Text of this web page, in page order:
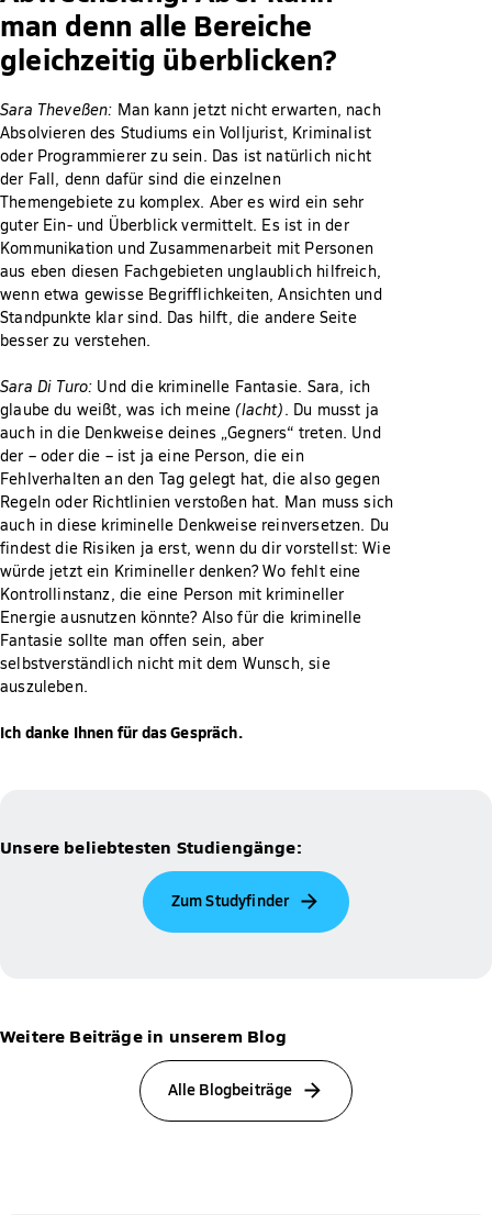
man denn alle Bereiche
gleichzeitig überblicken?
Sara Theveßen: Man kann jetzt nicht erwarten, nach
Absolvieren des Studiums ein Volljurist, Kriminalist
oder Programmierer zu sein. Das ist natürlich nicht
der Fall, denn dafür sind die einzelnen
Themengebiete zu komplex. Aber es wird ein sehr
guter Ein- und Überblick vermittelt. Es ist in der
Kommunikation und Zusammenarbeit mit Personen
aus eben diesen Fachgebieten unglaublich hilfreich,
wenn etwa gewisse Begrifflichkeiten, Ansichten und
Standpunkte klar sind. Das hilft, die andere Seite
besser zu verstehen.
Sara Di Turo: Und die kriminelle Fantasie. Sara, ich
glaube du weißt, was ich meine (lacht). Du musst ja
auch in die Denkweise deines „Gegners“ treten. Und
der – oder die – ist ja eine Person, die ein
Fehlverhalten an den Tag gelegt hat, die also gegen
Regeln oder Richtlinien verstoßen hat. Man muss sich
auch in diese kriminelle Denkweise reinversetzen. Du
findest die Risiken ja erst, wenn du dir vorstellst: Wie
würde jetzt ein Krimineller denken? Wo fehlt eine
Kontrollinstanz, die eine Person mit krimineller
Energie ausnutzen könnte? Also für die kriminelle
Fantasie sollte man offen sein, aber
selbstverständlich nicht mit dem Wunsch, sie
auszuleben.
Ich danke Ihnen für das Gespräch.
Unsere beliebtesten Studiengänge:
Zum Studyfinder
Weitere Beiträge in unserem Blog
Alle Blogbeiträge